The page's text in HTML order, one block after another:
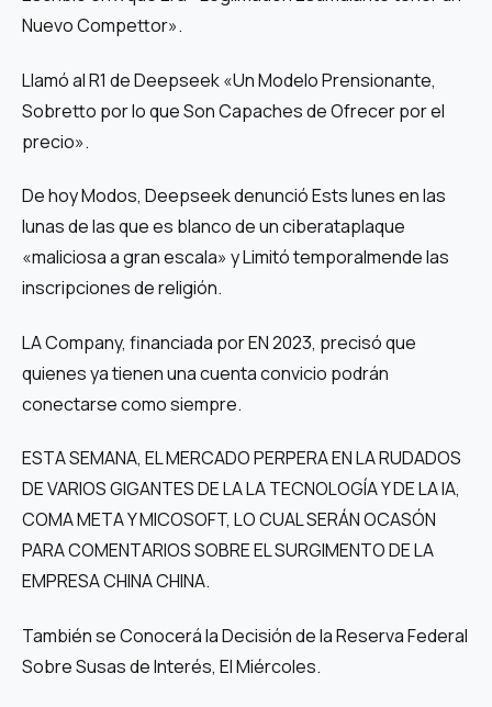
Nuevo Compettor».
Llamó al R1 de Deepseek «Un Modelo Prensionante,
Sobretto por lo que Son Capaches de Ofrecer por el
precio».
De hoy Modos, Deepseek denunció Ests lunes en las
lunas de las que es blanco de un ciberataplaque
«maliciosa a gran escala» y Limitó temporalmende las
inscripciones de religión.
LA Company, financiada por EN 2023, precisó que
quienes ya tienen una cuenta convicio podrán
conectarse como siempre.
ESTA SEMANA, EL MERCADO PERPERA EN LA RUDADOS
DE VARIOS GIGANTES DE LA LA TECNOLOGÍA Y DE LA IA,
COMA META Y MICOSOFT, LO CUAL SERÁN OCASÓN
PARA COMENTARIOS SOBRE EL SURGIMENTO DE LA
EMPRESA CHINA CHINA.
También se Conocerá la Decisión de la Reserva Federal
Sobre Susas de Interés, El Miércoles.